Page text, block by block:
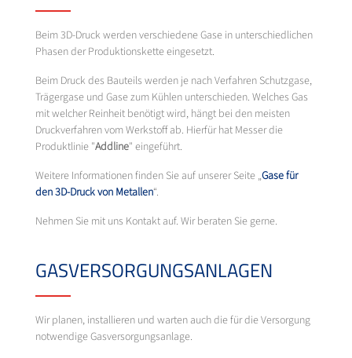
Beim 3D-Druck werden verschiedene Gase in unterschiedlichen
Phasen der Produktionskette eingesetzt.
Beim Druck des Bauteils werden je nach Verfahren Schutzgase,
Trägergase und Gase zum Kühlen unterschieden. Welches Gas
mit welcher Reinheit benötigt wird, hängt bei den meisten
Druckverfahren vom Werkstoff ab. Hierfür hat Messer die
Produktlinie "Addline" eingeführt.
Weitere Informationen finden Sie auf unserer Seite „Gase für
den 3D-Druck von Metallen“.
Nehmen Sie mit uns Kontakt auf. Wir beraten Sie gerne.
GASVERSORGUNGSANLAGEN
Wir planen, installieren und warten auch die für die Versorgung
notwendige Gasversorgungsanlage.